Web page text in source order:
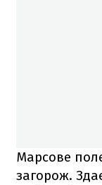
Марсове
загорож.